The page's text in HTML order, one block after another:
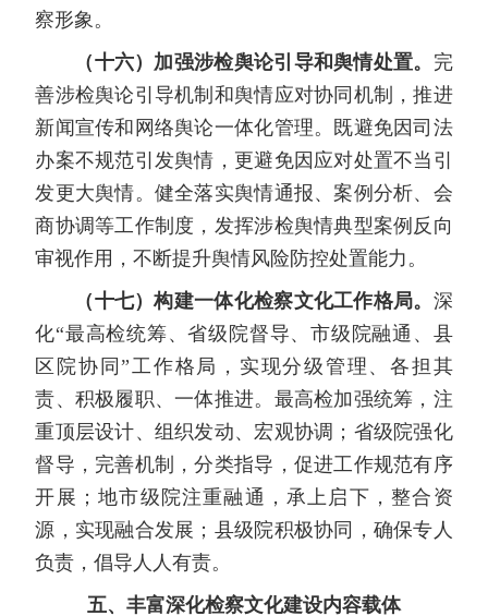
察形象。
（十六）加强涉检舆论引导和舆情处置。 完
善涉检舆论引导机制和舆情应对协同机制，推进
新闻宣传和网络舆论一体化管理。既避免因司法
办案不规范引发舆情，更避免因应对处置不当引
发更大舆情。健全落实舆情通报、案例分析、会
商协调等工作制度，发挥涉检舆情典型案例反向
审视作用，不断提升舆情风险防控处置能力。
（十七）构建一体化检察文化工作格局。 深
化“最高检统筹、省级院督导、市级院融通、县
区院协同”工作格局，实现分级管理、各担其
责、积极履职、一体推进。最高检加强统筹，注
重顶层设计、组织发动、宏观协调；省级院强化
督导，完善机制，分类指导，促进工作规范有序
开展；地市级院注重融通，承上启下，整合资
源，实现融合发展；县级院积极协同，确保专人
负责，倡导人人有责。
五、丰富深化检察文化建设内容载体